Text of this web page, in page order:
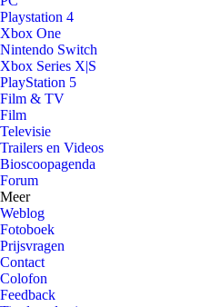
Playstation 4
Xbox One
Nintendo Switch
Xbox Series X|S
PlayStation 5
Film & TV
Film
Televisie
Trailers en Videos
Bioscoopagenda
Forum
Meer
Weblog
Fotoboek
Prijsvragen
Contact
Colofon
Feedback